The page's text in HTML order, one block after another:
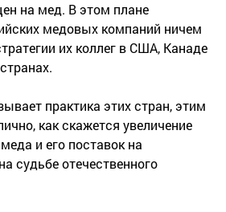
на мед. В этом плане
медовых компаний ничем
их коллег в США, Канаде
практика этих стран, этим
как скажется увеличение
и его поставок на
судьбе отечественного